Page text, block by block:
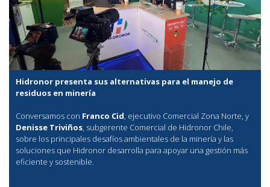
Hidronor presenta sus alternativas para el manejo de
residuos en minería
Conversamos con Franco Cid, ejecutivo Comercial Zona Norte, y
Denisse Triviños, subgerente Comercial de Hidronor Chile,
sobre los principales desafíos ambientales de la minería y las
soluciones que Hidronor desarrolla para apoyar una gestión más
eficiente y sostenible.